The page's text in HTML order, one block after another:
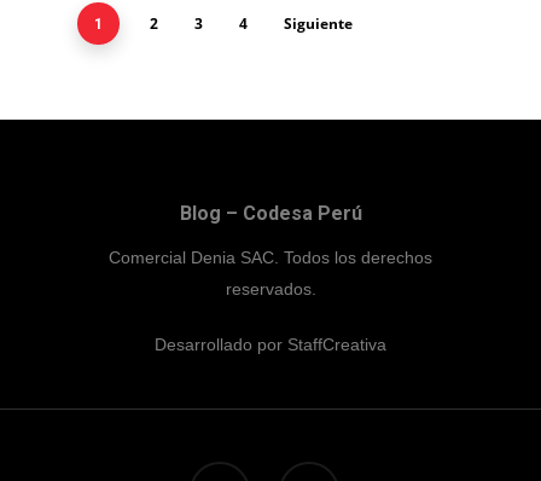
1 2 3 4 Siguiente
Blog – Codesa Perú
Comercial Denia SAC. Todos los derechos
reservados.
Desarrollado por StaffCreativa